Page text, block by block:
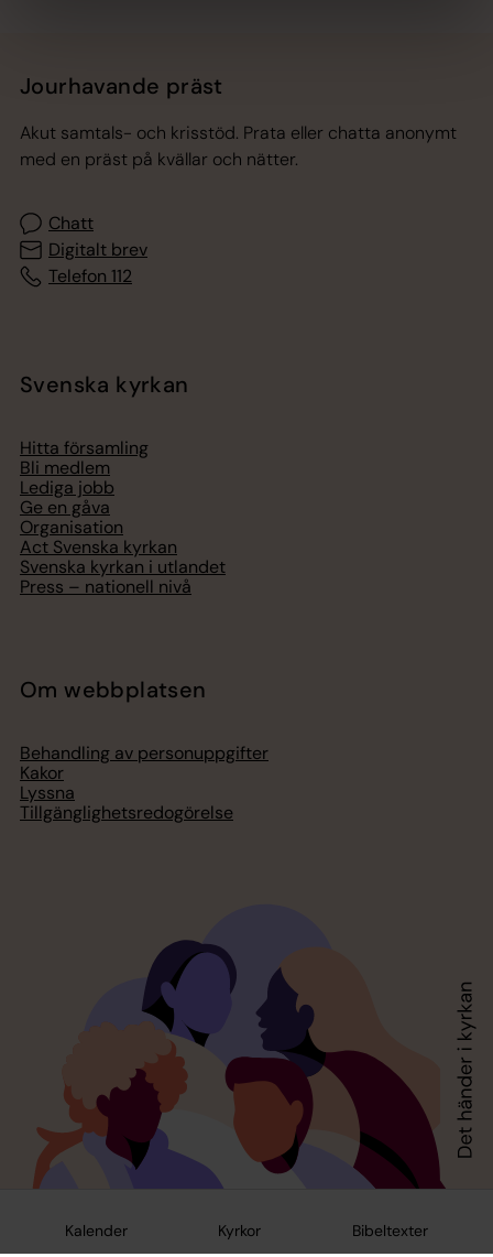
Kalender Kyrkor Bibeltexter
Jourhavande präst
Akut samtals- och krisstöd. Prata eller chatta anonymt
med en präst på kvällar och nätter.
Chatt
Digitalt brev
Telefon 112
Svenska kyrkan
Hitta församling
Bli medlem
Lediga jobb
Ge en gåva
Organisation
Act Svenska kyrkan
Svenska kyrkan i utlandet
Press – nationell nivå
Om webbplatsen
Behandling av personuppgifter
Kakor
Lyssna
Tillgänglighetsredogörelse